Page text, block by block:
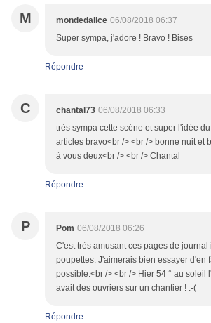
M mondedalice 06/08/2018 06:37
Super sympa, j'adore ! Bravo ! Bises
Répondre
C chantal73 06/08/2018 06:33
très sympa cette scéne et super l'idée
articles bravo<br /> <br /> bonne nuit et
à vous deux<br /> <br /> Chantal
Répondre
P Pom 06/08/2018 06:26
C'est très amusant ces pages de
poupettes. J'aimerais bien essayer d'en
possible.<br /> <br /> Hier 54 ° au soleil
avait des ouvriers sur un chantier ! :-(
Répondre